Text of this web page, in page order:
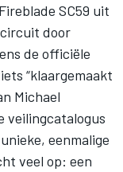
SC59 uit
door
de officiële
“klaargemaakt
Michael
veilingcatalogus
eenmalige
veel op: een